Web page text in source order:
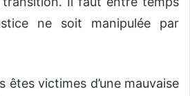
ne soit manipulée par
êtes victimes d’une mauvaise